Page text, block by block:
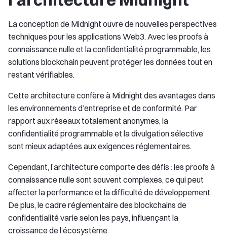
La conception de Midnight ouvre de nouvelles perspectives
techniques pour les applications Web3. Avec les proofs à
connaissance nulle et la confidentialité programmable, les
solutions blockchain peuvent protéger les données tout en
restant vérifiables.
Cette architecture confère à Midnight des avantages dans
les environnements d’entreprise et de conformité. Par
rapport aux réseaux totalement anonymes, la
confidentialité programmable et la divulgation sélective
sont mieux adaptées aux exigences réglementaires.
Cependant, l’architecture comporte des défis : les proofs à
connaissance nulle sont souvent complexes, ce qui peut
affecter la performance et la difficulté de développement.
De plus, le cadre réglementaire des blockchains de
confidentialité varie selon les pays, influençant la
croissance de l’écosystème.